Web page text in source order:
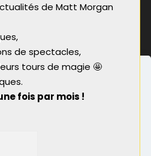
sur notre site. Si vous
de Matt Morgan
de spectacles,
tours de magie 🤩
fois par mois !